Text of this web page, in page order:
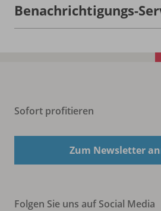
Benachrichtigungs-
Sofort profitieren
Zum Newsletter
Folgen Sie uns auf Social Media